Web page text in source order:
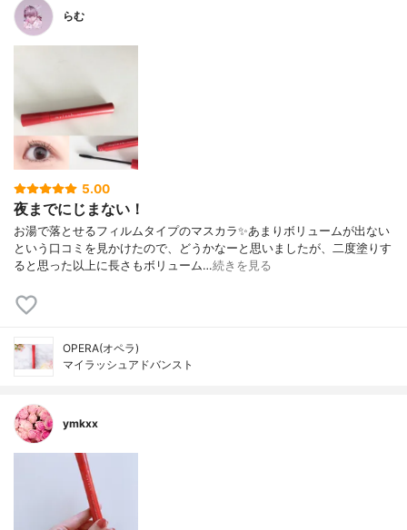
らむ
5.00
夜までにじまない！
お湯で落とせるフィルムタイプのマスカラ✨あまりボリュームが出ない
という口コミを見かけたので、どうかなーと思いましたが、二度塗りす
ると思った以上に長さもボリューム…続きを見る
OPERA(オペラ)
マイラッシュアドバンスト
ymkxx